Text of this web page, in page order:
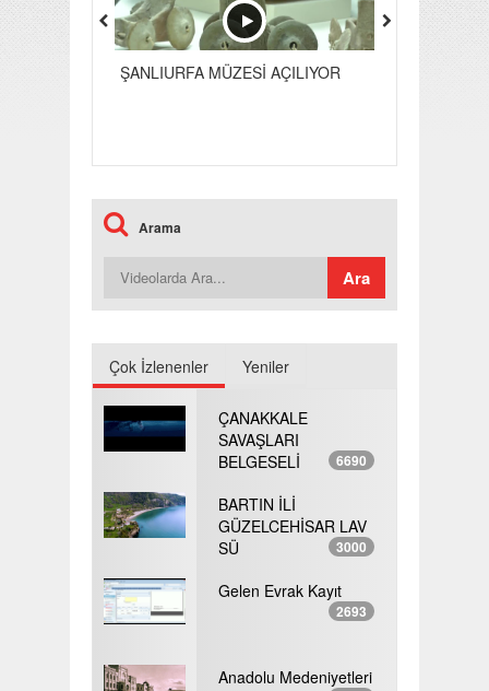
ŞANLIURFA MÜZESİ AÇILIYOR
Arama
Çok İzlenenler Yeniler
ÇANAKKALE
SAVAŞLARI
BELGESELİ
6690
BARTIN İLİ
GÜZELCEHİSAR LAV
SÜ
3000
Gelen Evrak Kayıt
2693
Anadolu Medeniyetleri